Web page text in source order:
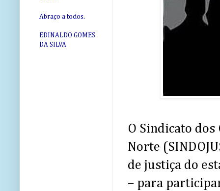
O Sindicato dos
Norte
de justiça do
– para
Abraço a todos.
EDINALDO GOMES
DA SILVA